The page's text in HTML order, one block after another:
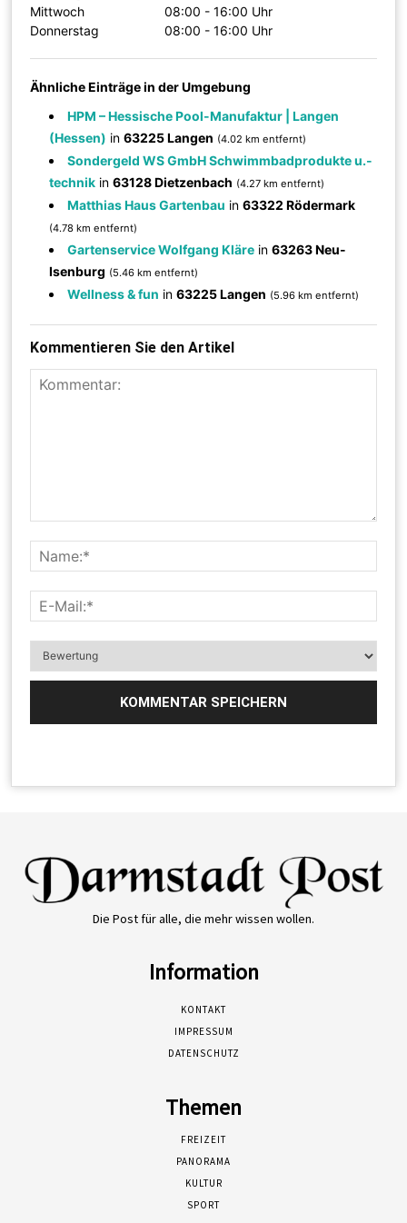
Mittwoch
08:00 - 16:00 Uhr
Donnerstag
08:00 - 16:00 Uhr
Ähnliche Einträge in der Umgebung
HPM – Hessische Pool-Manufaktur | Langen
(Hessen) in63225 Langen (4.02 km entfernt)
Sondergeld WS GmbH Schwimmbadprodukte u.-
technik in63128 Dietzenbach (4.27 km entfernt)
Matthias Haus Gartenbau in63322 Rödermark
(4.78 km entfernt)
Gartenservice Wolfgang Kläre in63263 Neu-
Isenburg (5.46 km entfernt)
Wellness & fun in63225 Langen (5.96 km entfernt)
Kommentieren Sie den Artikel
Die Post für alle, die mehr wissen wollen.
Information
KONTAKT
IMPRESSUM
DATENSCHUTZ
Themen
FREIZEIT
PANORAMA
KULTUR
SPORT